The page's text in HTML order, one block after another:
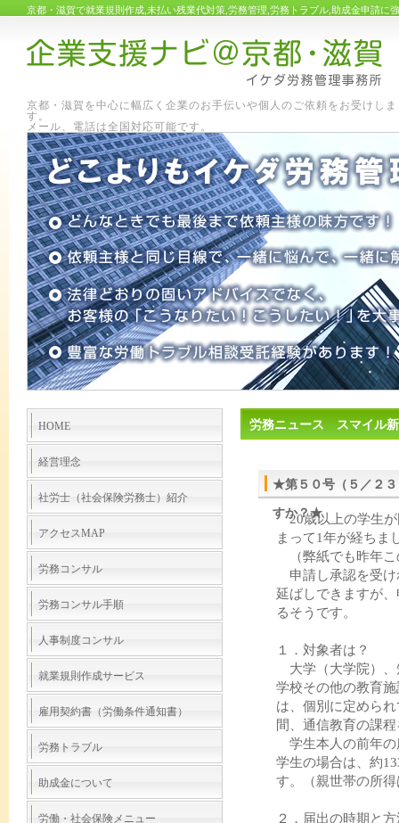
京都・滋賀で就業規則作成,未払い残業代対策,労務管理,労務トラブル,助成金申請に
京都・滋賀を中心に幅広く企業のお手伝いや個人のご依頼をお受けしま
す
メール、電話は全国対応可能です。
労務ニュース スマイル
★第５０号（５／２３
すか？★
20歳以上の学生が
まって1年が経ちま
（弊紙でも昨年こ
申請し承認を受け
延ばしできますが
るそうです。
１．対象者は？
大学（大学院）、
学校その他の教育
は、個別に定めら
間、通信教育の課
学生本人の前年の
学生の場合は、約
す。（親世帯の所
２．届出の時期と
HOME
経営理念
社労士（社会保険労務士）紹介
アクセスMAP
労務コンサル
労務コンサル手順
人事制度コンサル
就業規則作成サービス
雇用契約書（労働条件通知書）
労務トラブル
助成金について
労働・社会保険メニュー